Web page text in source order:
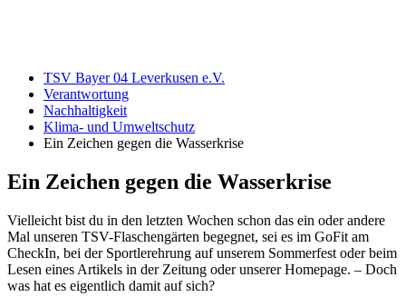
TSV Bayer 04 Leverkusen e.V.
Verantwortung
Nachhaltigkeit
Klima- und Umweltschutz
Ein Zeichen gegen die Wasserkrise
Ein Zeichen gegen die Wasserkrise
Vielleicht bist du in den letzten Wochen schon das ein oder andere
Mal unseren TSV-Flaschengärten begegnet, sei es im GoFit am
CheckIn, bei der Sportlerehrung auf unserem Sommerfest oder beim
Lesen eines Artikels in der Zeitung oder unserer Homepage. – Doch
was hat es eigentlich damit auf sich?